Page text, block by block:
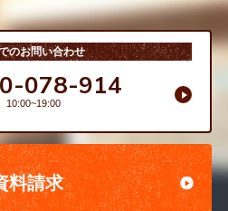
のお問い合わせ
078-914
10:00~19:00
料請求